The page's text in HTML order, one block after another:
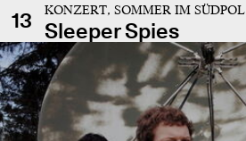
13
KONZERT, SOMMER IM SÜDPOL
Sleeper Spies